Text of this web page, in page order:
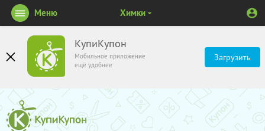
КупиКупон
Мобильное приложение
ещё удобнее
Загрузить
Меню Химки